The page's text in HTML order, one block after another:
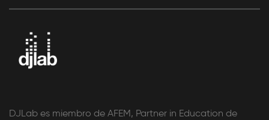
DJLab es miembro de AFEM, Partner in Education de